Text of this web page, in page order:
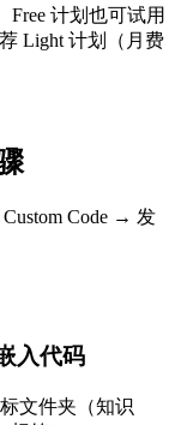
Free 计划也可试用
Light 计划（月费
Code → 发
入代码
文件夹（知识